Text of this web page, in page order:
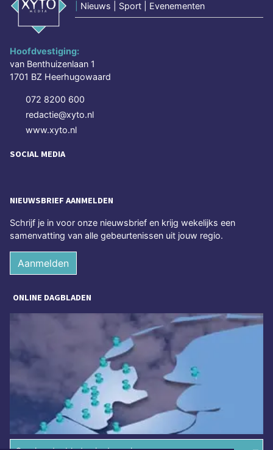
Nieuws | Sport | Evenementen
Hoofdvestiging:
van Benthuizenlaan 1
1701 BZ Heerhugowaard
072 8200 600
redactie@xyto.nl
www.xyto.nl
SOCIAL MEDIA
NIEUWSBRIEF AANMELDEN
Schrijf je in voor onze nieuwsbrief en krijg wekelijks een
samenvatting van alle gebeurtenissen uit jouw regio.
Aanmelden
ONLINE DAGBLADEN